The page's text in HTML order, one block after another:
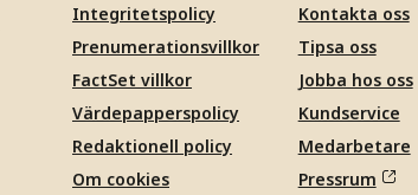
Integritetspolicy
Prenumerationsvillkor
FactSet villkor
Värdepapperspolicy
Redaktionell policy
Om cookies
Kontakta oss
Tipsa oss
Jobba hos oss
Kundservice
Medarbetare
Pressrum